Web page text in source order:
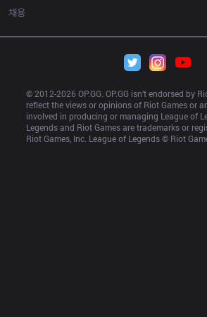
채용
© 2012-2026 OP.GG. OP.GG isn’t endorsed by
reflect the views or opinions of Riot Games or
involved in producing or managing League of
Legends and Riot Games are trademarks or
Riot Games, Inc. League of Legends © Riot